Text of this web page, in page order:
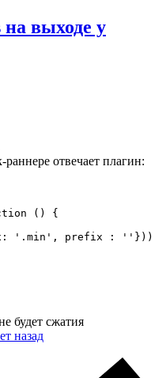
на выходе у
отвечает плагин:
() {
'.min', prefix : ''}))
будет сжатия
назад